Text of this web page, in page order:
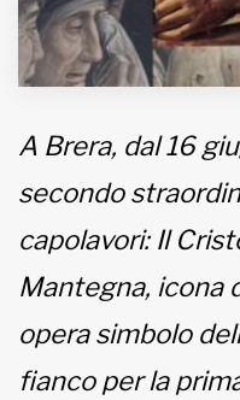
Iscriviti alla newsletter
Fondato e diretto da Enzo
EDB edizioni - Via Brivio
Imbonati, 89 20159 Milano
Informativa sulla privacy
A Brera, dal 16
secondo
capolavori: Il
Mantegna, icona
opera simbolo
fianco per la